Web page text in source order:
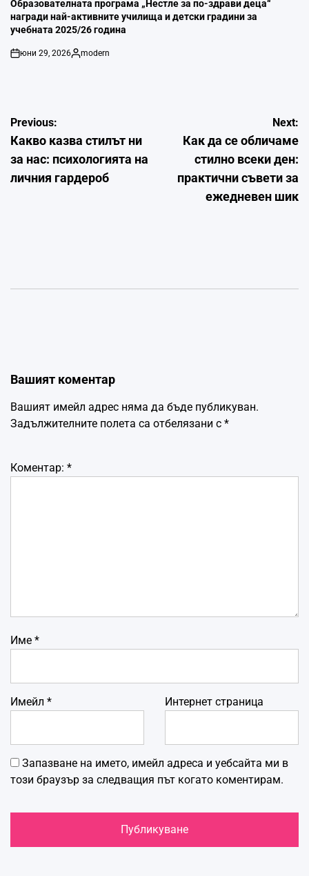
Образователната програма „Нестле за по-здрави деца“
награди най-активните училища и детски градини за
учебната 2025/26 година
on
юни 29, 2026
Posted
modern
Навигация
Previous:
Какво казва стилът ни
за нас: психологията на
личния гардероб
Next:
Как да се обличаме
стилно всеки ден:
практични съвети за
ежедневен шик
Вашият коментар
Вашият имейл адрес няма да бъде публикуван.
Задължителните полета са отбелязани с *
Коментар: *
Име *
Имейл * Интернет страница
Запазване на името, имейл адреса и уебсайта ми в
този браузър за следващия път когато коментирам.